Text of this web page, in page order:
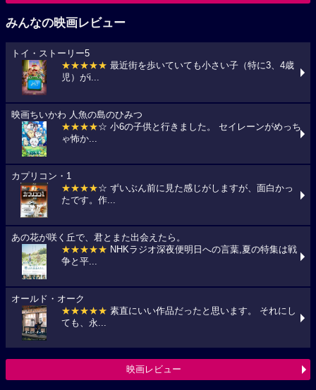
みんなの映画レビュー
トイ・ストーリー5
★★★★★ 最近街を歩いていても小さい子（特に3、4歳
児）がi...
映画ちいかわ 人魚の島のひみつ
★★★★☆ 小6の子供と行きました。 セイレーンがめっち
ゃ怖か...
カプリコン・1
★★★★☆ ずいぶん前に見た感じがしますが、面白かっ
たです。作...
あの花が咲く丘で、君とまた出会えたら。
★★★★★ NHKラジオ深夜便明日への言葉,夏の特集は戦
争と平...
オールド・オーク
★★★★★ 素直にいい作品だったと思います。 それにし
ても、永...
映画レビュー